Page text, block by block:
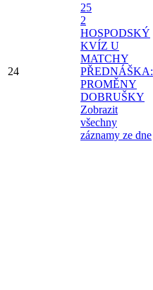
24
25
2
HOSPODSKÝ
KVÍZ U
MATCHY
PŘEDNÁŠKA:
PROMĚNY
DOBRUŠKY
Zobrazit
všechny
záznamy ze dne